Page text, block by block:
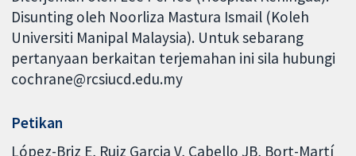
Disunting oleh Noorliza Mastura Ismail (Koleh
Universiti Manipal Malaysia). Untuk sebarang
pertanyaan berkaitan terjemahan ini sila hubungi
cochrane@rcsiucd.edu.my
Petikan
López-Briz E, Ruiz Garcia V, Cabello JB, Bort-Martí